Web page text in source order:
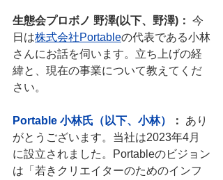
生態会プロボノ 野澤(以下、野澤) ： 今
日は株式会社Portableの代表である小林
さんにお話を伺います。立ち上げの経
緯と、現在の事業について教えてくだ
さい。
Portable 小林氏（以下、小林） ：
あり
がとうございます。当社は2023年4月
に設立されました。Portableのビジョン
は「若きクリエイターのためのインフ